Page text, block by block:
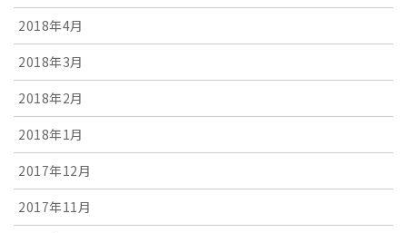
2018年4月
2018年3月
2018年2月
2018年1月
2017年12月
2017年11月